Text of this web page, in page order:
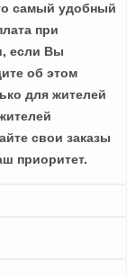
самый удобный
при
если Вы
об этом
для жителей
свои заказы
приоритет.